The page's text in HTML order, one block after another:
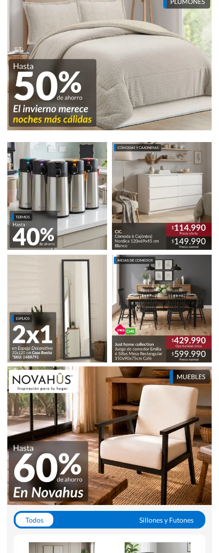
Todos
Sillones y Futones
Escritorios y Sillas PC
Racks y Muebles TV